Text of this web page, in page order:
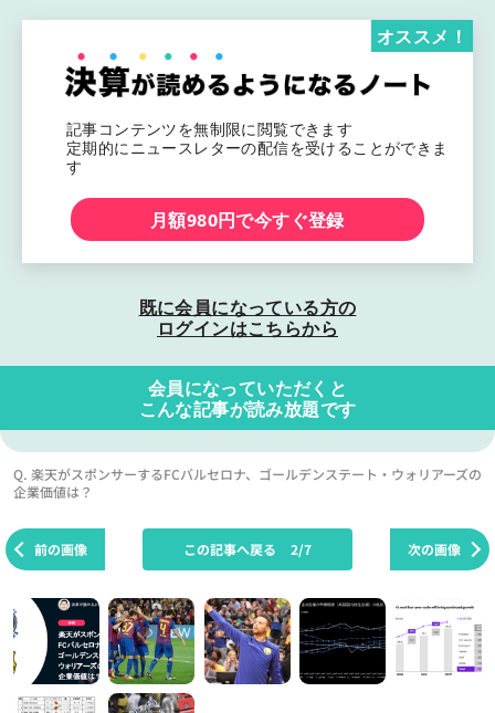
記事コンテンツを無制限に閲覧できます
定期的にニュースレターの配信を受けることができま
す
オススメ！
月額980円で今すぐ登録
既に会員になっている方の
ログインはこちらから
会員になっていただくと
こんな記事が読み放題です
Q. 楽天がスポンサーするFCバルセロナ、ゴールデンステート・ウォリアーズの
企業価値は？
前の画像 次の画像
この記事へ戻る 2/7